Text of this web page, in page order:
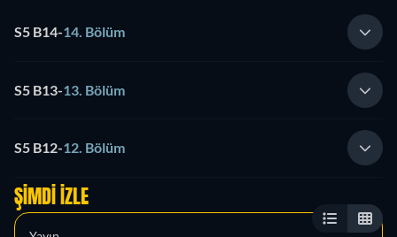
S5 B14-14. Bölüm
S5 B13-13. Bölüm
S5 B12-12. Bölüm
ŞIMDI İZLE